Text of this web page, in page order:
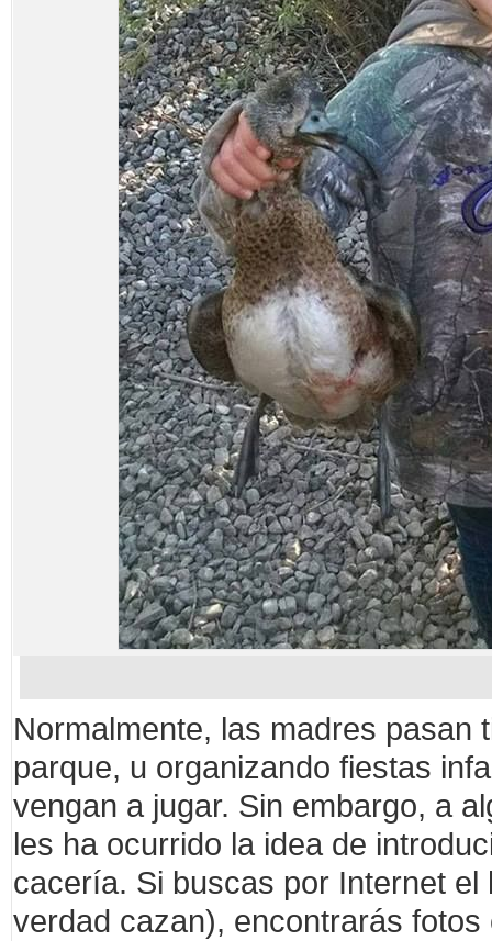
Normalmente, las madres pasan
parque, u organizando fiestas
vengan a jugar. Sin embargo, a
les ha ocurrido la idea de
cacería. Si buscas por Internet
verdad cazan), encontrarás